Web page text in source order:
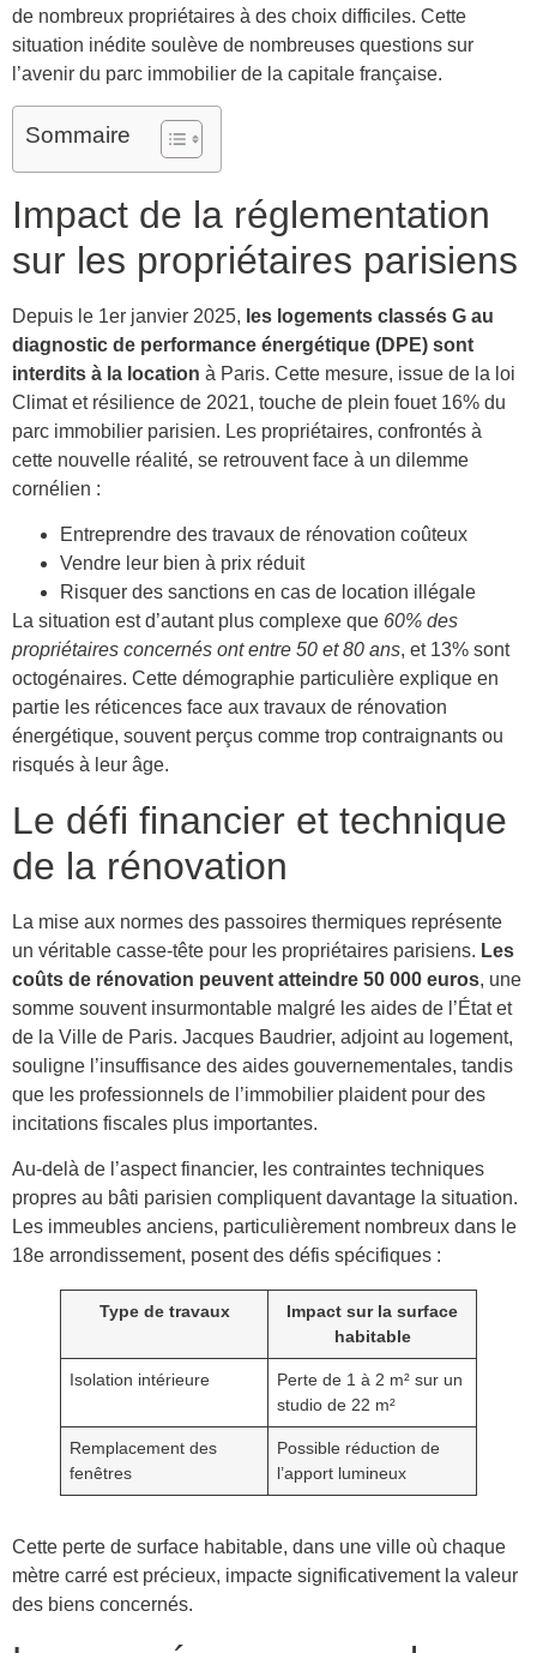
de nombreux propriétaires à des choix difficiles. Cette
situation inédite soulève de nombreuses questions sur
l’avenir du parc immobilier de la capitale française.
Sommaire
Impact de la réglementation
sur les propriétaires parisiens
Depuis le 1er janvier 2025, les logements classés G au
diagnostic de performance énergétique (DPE) sont
interdits à la location à Paris. Cette mesure, issue de la loi
Climat et résilience de 2021, touche de plein fouet 16% du
parc immobilier parisien. Les propriétaires, confrontés à
cette nouvelle réalité, se retrouvent face à un dilemme
cornélien :
Entreprendre des travaux de rénovation coûteux
Vendre leur bien à prix réduit
Risquer des sanctions en cas de location illégale
La situation est d’autant plus complexe que 60% des
propriétaires concernés ont entre 50 et 80 ans, et 13% sont
octogénaires. Cette démographie particulière explique en
partie les réticences face aux travaux de rénovation
énergétique, souvent perçus comme trop contraignants ou
risqués à leur âge.
Le défi financier et technique
de la rénovation
La mise aux normes des passoires thermiques représente
un véritable casse-tête pour les propriétaires parisiens. Les
coûts de rénovation peuvent atteindre 50 000 euros, une
somme souvent insurmontable malgré les aides de l’État et
de la Ville de Paris. Jacques Baudrier, adjoint au logement,
souligne l’insuffisance des aides gouvernementales, tandis
que les professionnels de l’immobilier plaident pour des
incitations fiscales plus importantes.
Au-delà de l’aspect financier, les contraintes techniques
propres au bâti parisien compliquent davantage la situation.
Les immeubles anciens, particulièrement nombreux dans le
18e arrondissement, posent des défis spécifiques :
Type de travaux
Impact sur la surface
habitable
Isolation intérieure
Perte de 1 à 2 m² sur un
studio de 22 m²
Remplacement des
fenêtres
Possible réduction de
l’apport lumineux
Cette perte de surface habitable, dans une ville où chaque
mètre carré est précieux, impacte significativement la valeur
des biens concernés.